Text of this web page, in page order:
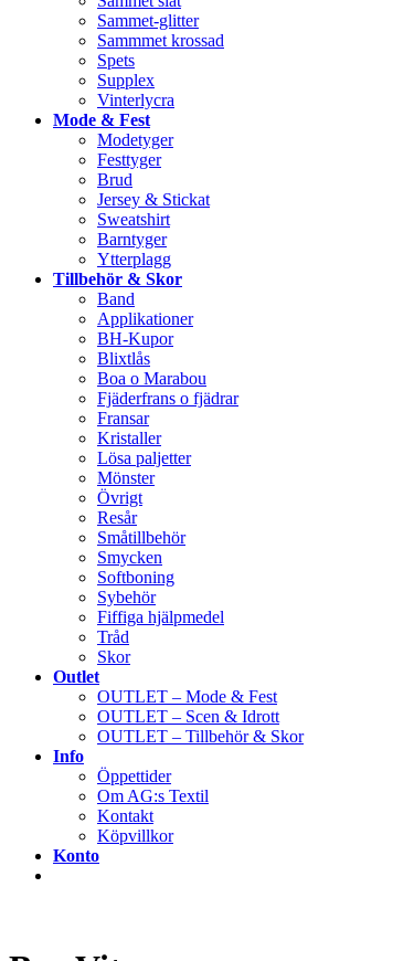
Sammet-glitter
Sammmet krossad
Spets
Supplex
Vinterlycra
Mode & Fest
Modetyger
Festtyger
Brud
Jersey & Stickat
Sweatshirt
Barntyger
Ytterplagg
Tillbehör & Skor
Band
Applikationer
BH-Kupor
Blixtlås
Boa o Marabou
Fjäderfrans o fjädrar
Fransar
Kristaller
Lösa paljetter
Mönster
Övrigt
Resår
Småtillbehör
Smycken
Softboning
Sybehör
Fiffiga hjälpmedel
Tråd
Skor
Outlet
OUTLET – Mode & Fest
OUTLET – Scen & Idrott
OUTLET – Tillbehör & Skor
Info
Öppettider
Om AG:s Textil
Kontakt
Köpvillkor
Konto